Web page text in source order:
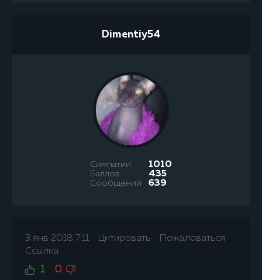
Dimentiy54
Симпатии 1010
Баллов 435
Сообщений 639
3 янв 2018 7:11 Цитировать
Пожаловаться
Ссылка
1 0